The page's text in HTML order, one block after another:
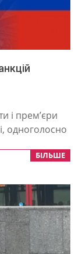
і прем’єри
одноголосно
БІЛЬШЕ